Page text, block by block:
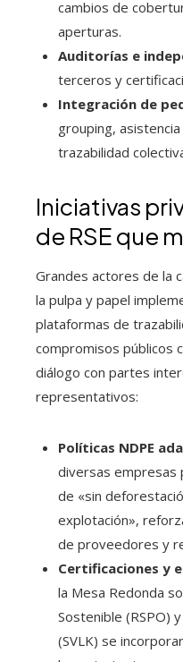
cambios de
aperturas.
Auditorías e
terceros y
Integración de
grouping,
trazabilidad
Iniciativas
de RSE que
Grandes actores de la
la pulpa y papel
plataformas de
compromisos públicos
diálogo con partes
representativos:
Políticas NDPE
diversas empresas
de «sin
explotación»,
de proveedores y
Certificaciones y
la Mesa Redonda
Sostenible (RSPO)
(SVLK) se